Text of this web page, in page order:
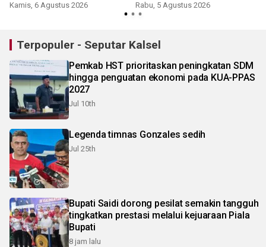
Kamis, 6 Agustus 2026 Rabu, 5 Agustus 2026
Terpopuler - Seputar Kalsel
Pemkab HST prioritaskan peningkatan SDM
hingga penguatan ekonomi pada KUA-PPAS
2027
Jul 10th
Legenda timnas Gonzales sedih
Jul 25th
Bupati Saidi dorong pesilat semakin tangguh
tingkatkan prestasi melalui kejuaraan Piala
Bupati
8 jam lalu